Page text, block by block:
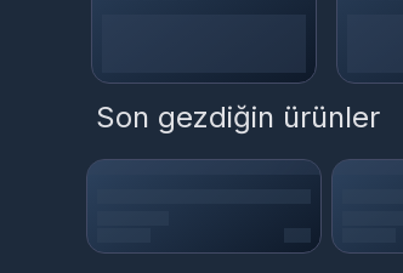
Son gezdiğin ürünler